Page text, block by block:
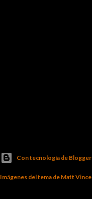
Con tecnología de Blogger
Imágenes del tema de Matt Vince